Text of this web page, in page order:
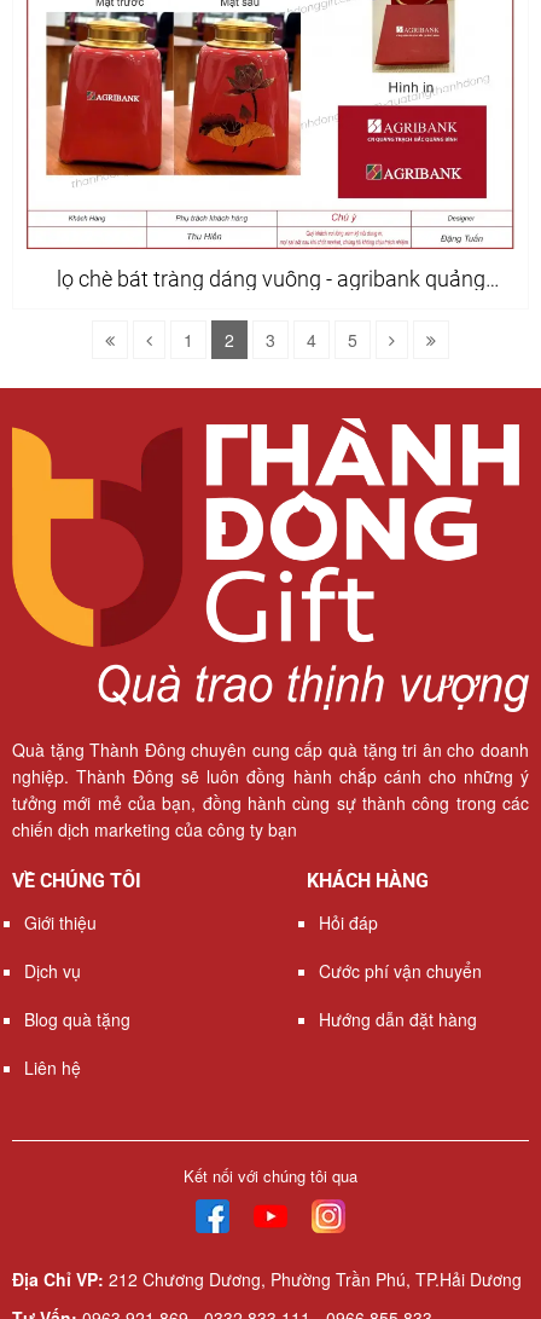
lọ chè bát tràng dáng vuông - agribank quảng
1 2 3 4 5
Quà tặng Thành Đông chuyên cung cấp quà tặng tri ân cho doanh
nghiệp. Thành Đông sẽ luôn đồng hành chắp cánh cho những ý
tưởng mới mẻ của bạn, đồng hành cùng sự thành công trong các
chiến dịch marketing của công ty bạn
VỀ CHÚNG TÔI
Giới thiệu
Dịch vụ
Blog quà tặng
Liên hệ
KHÁCH HÀNG
Hỏi đáp
Cước phí vận chuyển
Hướng dẫn đặt hàng
Kết nối với chúng tôi qua
Địa Chỉ VP: 212 Chương Dương, Phường Trần Phú, TP.Hải Dương